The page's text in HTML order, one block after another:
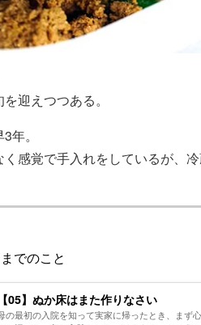
迎えつつある。
年。
感覚で手入れをしているが、
でのこと
【05】ぬか床はまた作りなさい
の最初の入院を知って実家に帰ったとき、まず